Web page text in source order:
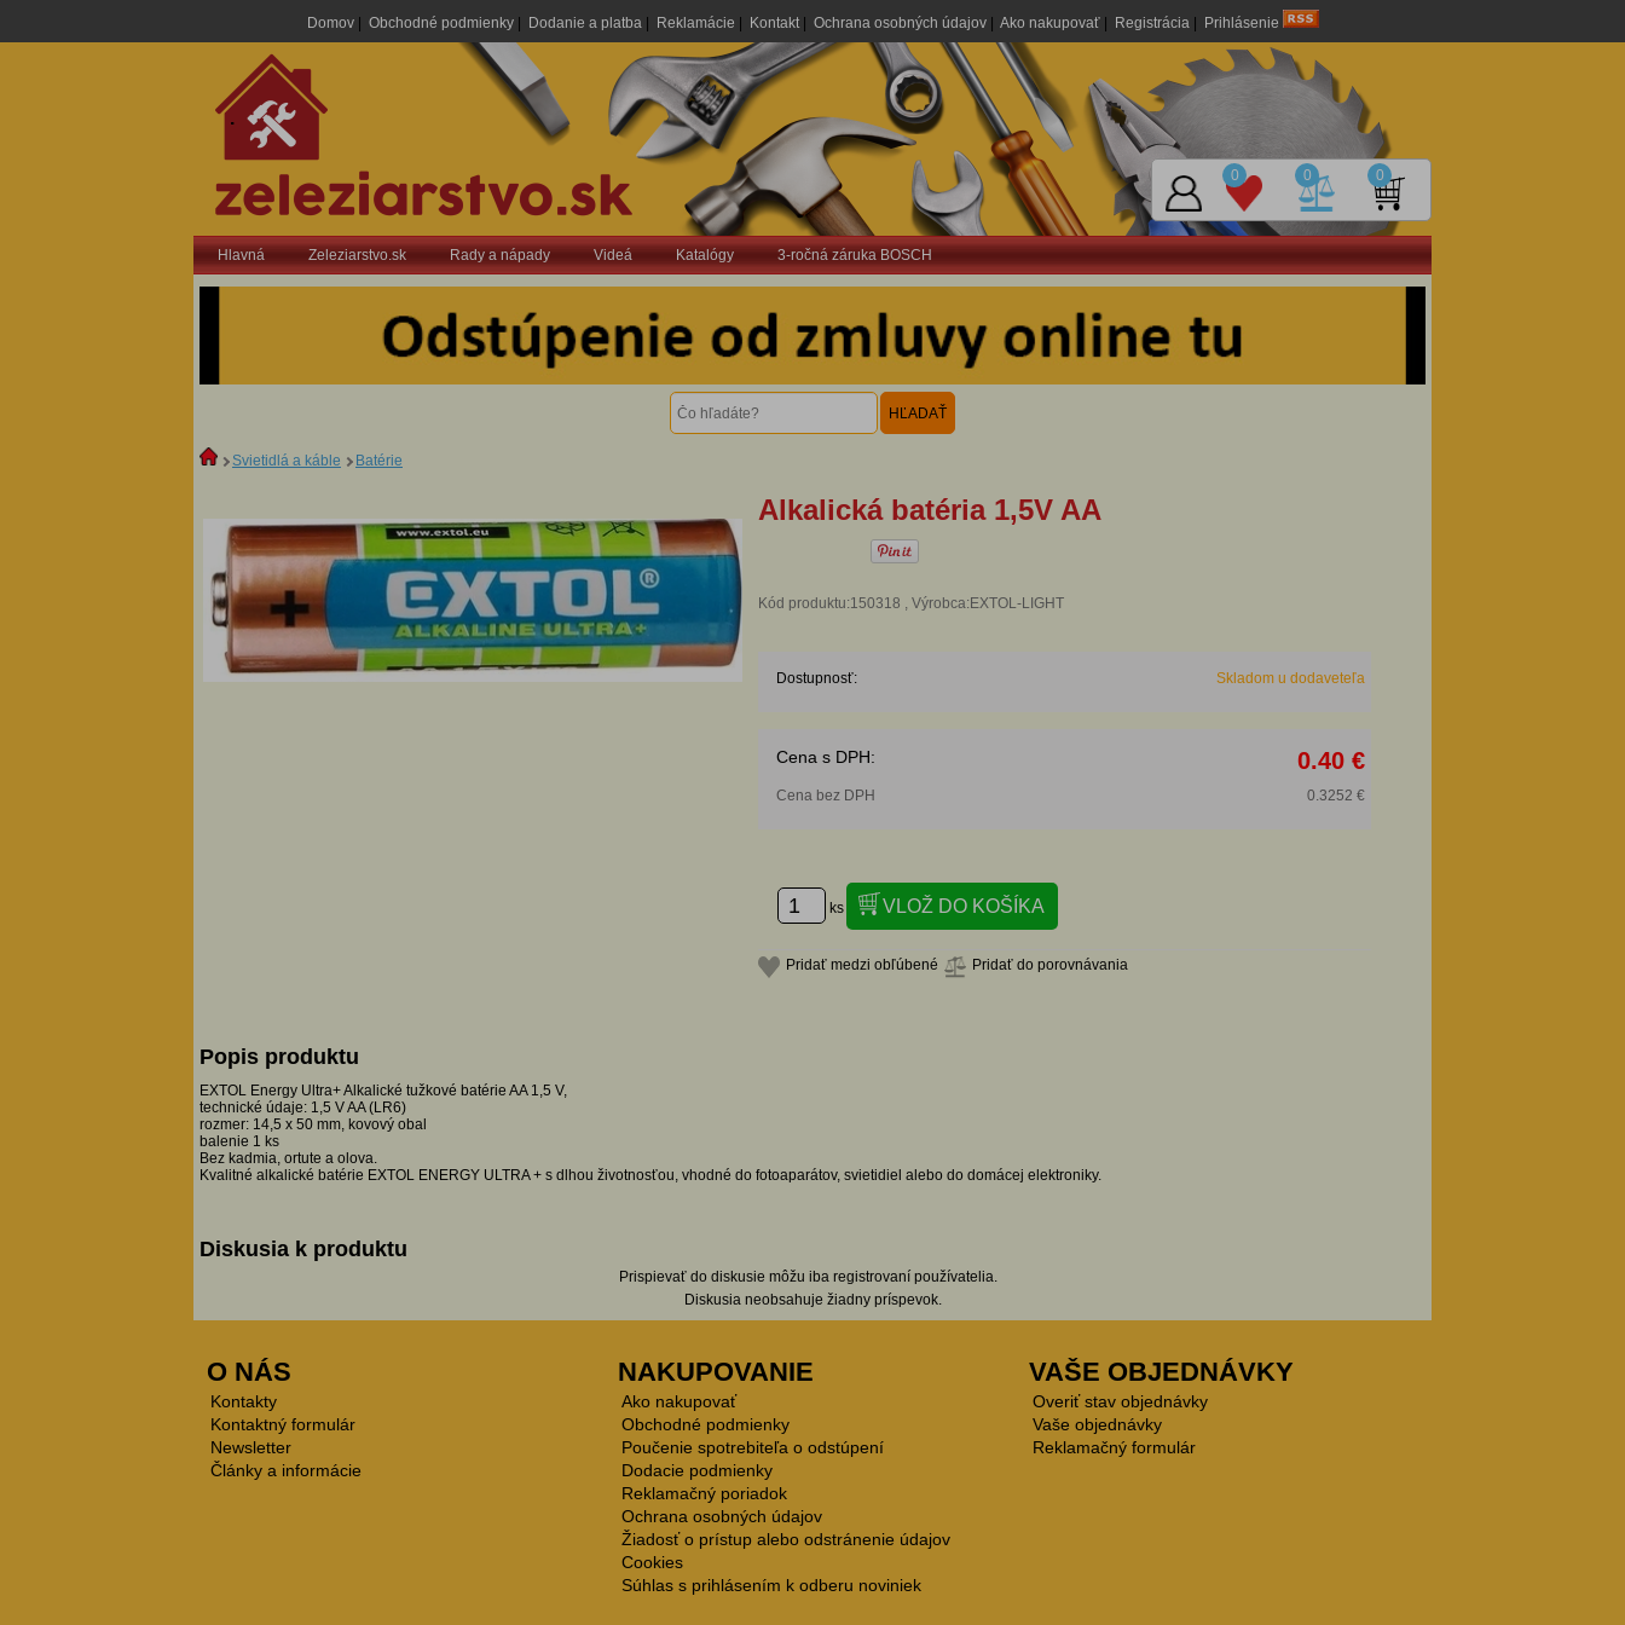
Domov| Obchodné podmienky| Dodanie a platba| Reklamácie Kontakt| Ochrana osobných údajov| Ako nakupovať| Registrácia| Prihlásenie
.
0 0 0
Hlavná Zeleziarstvo.sk Rady a nápady Videá Katalógy 3-ročná záruka BOSCH
Svietidlá a káble Batérie
Alkalická batéria 1,5V AA
Kód produktu:150318 , Výrobca:EXTOL-LIGHT
Dostupnosť: Skladom u dodaveteľa
Cena s DPH: 0.40 €
Cena bez DPH 0.3252 €
ks
Pridať medzi obľúbené Pridať do porovnávania
Popis produktu
EXTOL Energy Ultra+ Alkalické tužkové batérie AA 1,5 V,
technické údaje: 1,5 V AA (LR6)
rozmer: 14,5 x 50 mm, kovový obal
balenie 1 ks
Bez kadmia, ortute a olova.
Kvalitné alkalické batérie EXTOL ENERGY ULTRA + s dlhou životnosťou, vhodné do fotoaparátov, svietidiel alebo do domácej elektroniky.
Diskusia k produktu
Prispievať do diskusie môžu iba registrovaní používatelia.
Diskusia neobsahuje žiadny príspevok.
O NÁS
Kontakty
Kontaktný formulár
Newsletter
Články a informácie
NAKUPOVANIE
Ako nakupovať
Obchodné podmienky
Poučenie spotrebiteľa o odstúpení
Dodacie podmienky
Reklamačný poriadok
Ochrana osobných údajov
Žiadosť o prístup alebo odstránenie údajov
Cookies
Súhlas s prihlásením k odberu noviniek
VAŠE OBJEDNÁVKY
Overiť stav objednávky
Vaše objednávky
Reklamačný formulár